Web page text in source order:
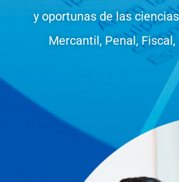
y oportunas de las
Mercantil, Penal,